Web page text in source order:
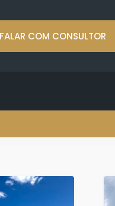
FALAR COM CONSULTOR